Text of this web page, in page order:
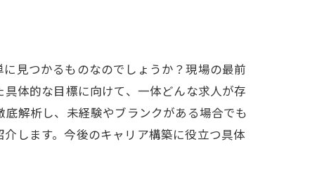
見つかるものなのでしょうか？現場の最前
体的な目標に向けて、一体どんな求人が存
解析し、未経験やブランクがある場合でも
します。今後のキャリア構築に役立つ具体